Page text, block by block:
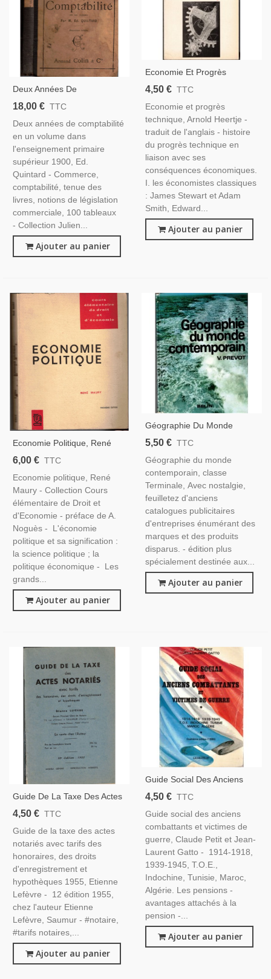
Deux Années De
Comptabilité Enseignement
Quintard, Boitel - Droit
Commercial, Manuels Droit,
18,00 € TTC
Deux années de comptabilité
en un volume dans
l'enseignement primaire
supérieur 1900, Ed.
Quintard - Commerce,
comptabilité, tenue des
livres, notions de législation
commerciale, 100 tableaux
- Collection Julien...
Ajouter au panier
Economie Et Progrès
Technique, Arnold Heertje,
4,50 € TTC
Economie et progrès
technique, Arnold Heertje -
traduit de l'anglais - histoire
du progrès technique en
liaison avec ses
conséquences économiques.
I. les économistes classiques
: James Stewart et Adam
Smith, Edward...
Ajouter au panier
Economie Politique, René
Maury, 1971 - Manuels
D'économie, Manuels Droit,
6,00 € TTC
Economie politique, René
Maury - Collection Cours
élémentaire de Droit et
d'Economie - préface de A.
Noguès - L'économie
politique et sa signification :
la science politique ; la
politique économique - Les
grands...
Ajouter au panier
Géographie Du Monde
Contemporain, Classe
Victor Prévot, 1977 -
Manuels De Géographie,
Économie
5,50 € TTC
Géographie du monde
contemporain, classe
Terminale, Avec nostalgie,
feuilletez d'anciens
catalogues publicitaires
d'entreprises énumérant des
marques et des produits
disparus. - édition plus
spécialement destinée aux...
Ajouter au panier
Guide De La Taxe Des Actes
Notariés Avec Tarifs 1955,
Droit, Notaires,
4,50 € TTC
Guide de la taxe des actes
notariés avec tarifs des
honoraires, des droits
d'enregistrement et
hypothèques 1955, Etienne
Lefèvre - 12 édition 1955,
chez l'auteur Etienne
Lefèvre, Saumur - #notaire,
#tarifs notaires,...
Ajouter au panier
Guide Social Des Anciens
Combattants Et Victimes De
Guerre, Claude Petit, J.L.
Gatto, 1986 - Militaire,
Manuels Droit,
4,50 € TTC
Guide social des anciens
combattants et victimes de
guerre, Claude Petit et Jean-
Laurent Gatto - 1914-1918,
1939-1945, T.O.E.,
Indochine, Tunisie, Maroc,
Algérie. Les pensions -
avantages attachés à la
pension -...
Ajouter au panier